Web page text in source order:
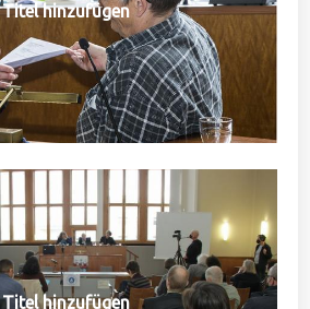
Titel hinzufügen
Titel hinzufügen